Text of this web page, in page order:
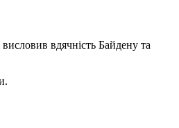
вдячність Байдену та